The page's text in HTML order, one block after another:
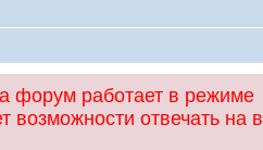
форум работает в режиме
отвечать на